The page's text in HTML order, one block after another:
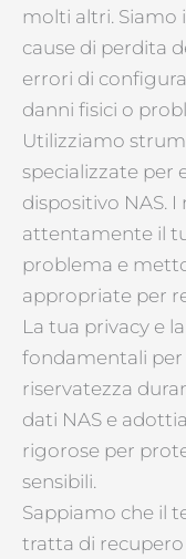
molti altri. Siamo
cause di perdita
errori di
danni fisici o
Utilizziamo
specializzate per
dispositivo NAS.
attentamente il
problema e
appropriate per
La tua privacy e
fondamentali per
riservatezza
dati NAS e
rigorose per
sensibili.
Sappiamo che il
tratta di recupero